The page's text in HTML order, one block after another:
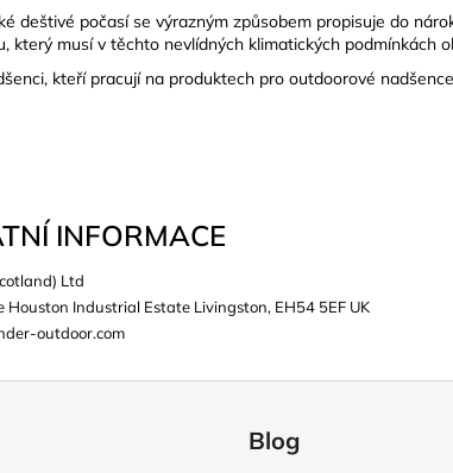
deštivé počasí se výrazným způsobem propisuje do
který musí v těchto nevlídných klimatických podmínkách
kteří pracují na produktech pro outdoorové
INFORMACE
Ltd
Houston Industrial Estate Livingston, EH54 5EF UK
outdoor.com
Blog